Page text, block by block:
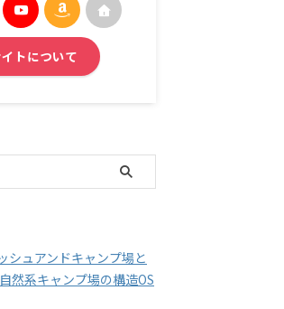
トについて
シュアンドキャンプ場と
然系キャンプ場の構造OS